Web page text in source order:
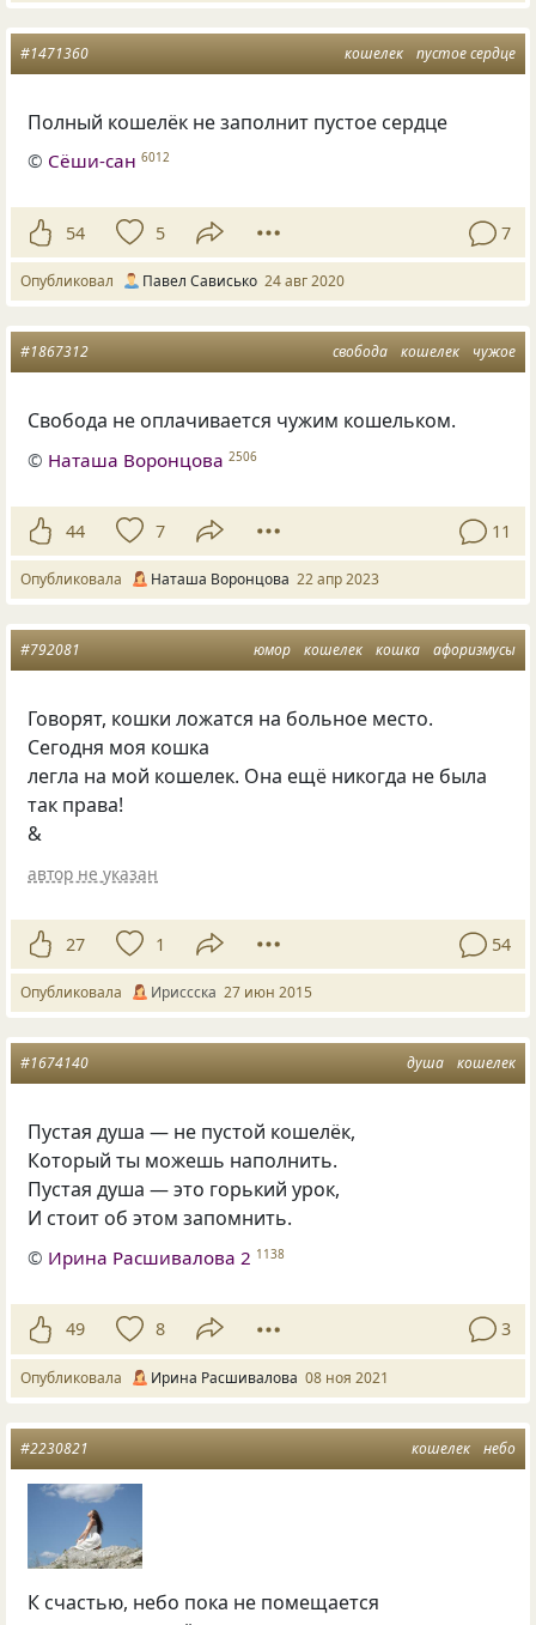
кошелек пустое сердце
#1471360
Полный кошелёк не заполнит пустое сердце
© Сёши-сан 6012
54 5 7
Опубликовал Павел Сависько 24 авг 2020
свобода кошелек чужое
#1867312
Свобода не оплачивается чужим кошельком.
© Наташа Воронцова 2506
44 7 11
Опубликовала Наташа Воронцова 22 апр 2023
юмор кошелек кошка афоризмусы
#792081
Говорят, кошки ложатся на больное место.
Сегодня моя кошка
легла на мой кошелек. Она ещё никогда не была
так права!
&
автор не указан
27 1 54
Опубликовала Ириссска 27 июн 2015
душа кошелек
#1674140
Пустая душа — не пустой кошелёк,
Который ты можешь наполнить.
Пустая душа — это горький урок,
И стоит об этом запомнить.
© Ирина Расшивалова 2 1138
49 8 3
Опубликовала Ирина Расшивалова 08 ноя 2021
кошелек небо
#2230821
К счастью, небо пока не помещается